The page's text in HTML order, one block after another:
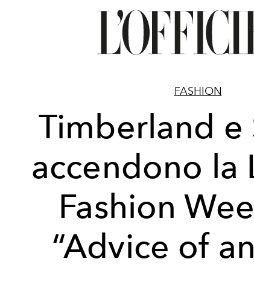
FASHION
Timberland e
accendono la
Fashion
“Advice of